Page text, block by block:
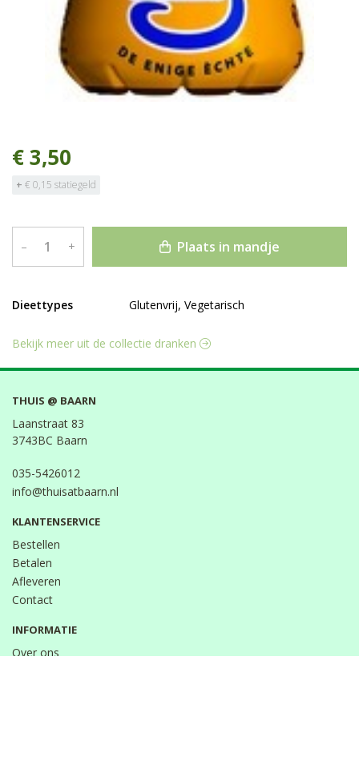
€ 3,50
+ € 0,15 statiegeld
– + Plaats in mandje
Dieettypes Glutenvrij, Vegetarisch
Bekijk meer uit de collectie dranken
THUIS @ BAARN
Laanstraat 83
3743BC Baarn
035-5426012
info@thuisatbaarn.nl
KLANTENSERVICE
Bestellen
Betalen
Afleveren
Contact
INFORMATIE
Over ons